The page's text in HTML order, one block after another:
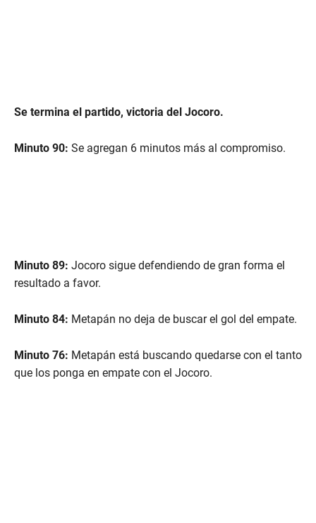
Se termina el partido, victoria del Jocoro.
Minuto 90: Se agregan 6 minutos más al compromiso.
Minuto 89: Jocoro sigue defendiendo de gran forma el
resultado a favor.
Minuto 84: Metapán no deja de buscar el gol del empate.
Minuto 76: Metapán está buscando quedarse con el tanto
que los ponga en empate con el Jocoro.